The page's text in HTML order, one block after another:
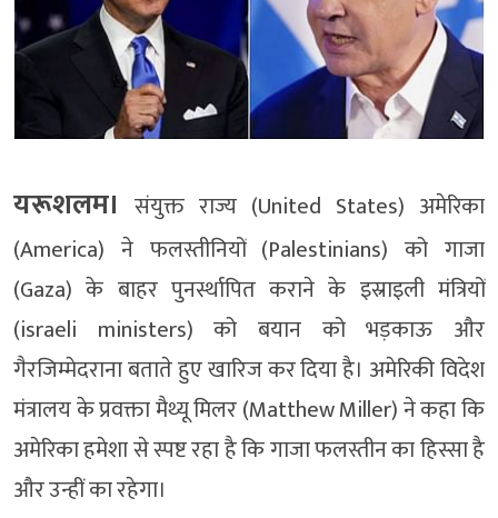
यरूशलम। संयुक्त राज्य (United States) अमेरिका
(America) ने फलस्तीनियों (Palestinians) को गाजा
(Gaza) के बाहर पुनर्स्थापित कराने के इस्राइली मंत्रियों
(israeli ministers) को बयान को भड़काऊ और
गैरजिम्मेदराना बताते हुए खारिज कर दिया है। अमेरिकी विदेश
मंत्रालय के प्रवक्ता मैथ्यू मिलर (Matthew Miller) ने कहा कि
अमेरिका हमेशा से स्पष्ट रहा है कि गाजा फलस्तीन का हिस्सा है
और उन्हीं का रहेगा।